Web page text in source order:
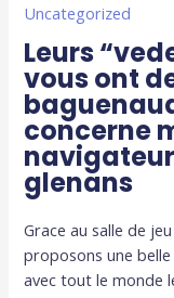
Uncategorized
Leurs
vous ont
concerne
glenans
Grace au salle de
proposons une
avec tout le monde